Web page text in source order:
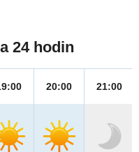
24 hodin
20:00 21:00